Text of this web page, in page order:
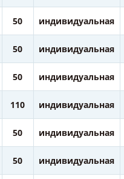
50 индивидуальная
50 индивидуальная
50 индивидуальная
110 индивидуальная
50 индивидуальная
50 индивидуальная